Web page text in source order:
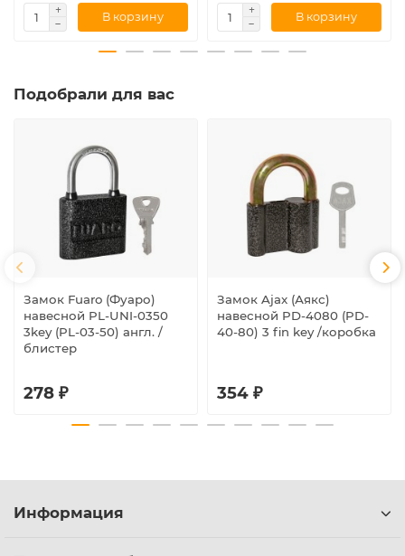
В корзину В корзину
Подобрали для вас
Замок Fuaro (Фуаро)
навесной PL-UNI-0350
3key (PL-03-50) англ. /
блистер
278 ₽
Замок Ajax (Аякс)
навесной PD-4080 (PD-
40-80) 3 fin key /коробка
354 ₽
Информация